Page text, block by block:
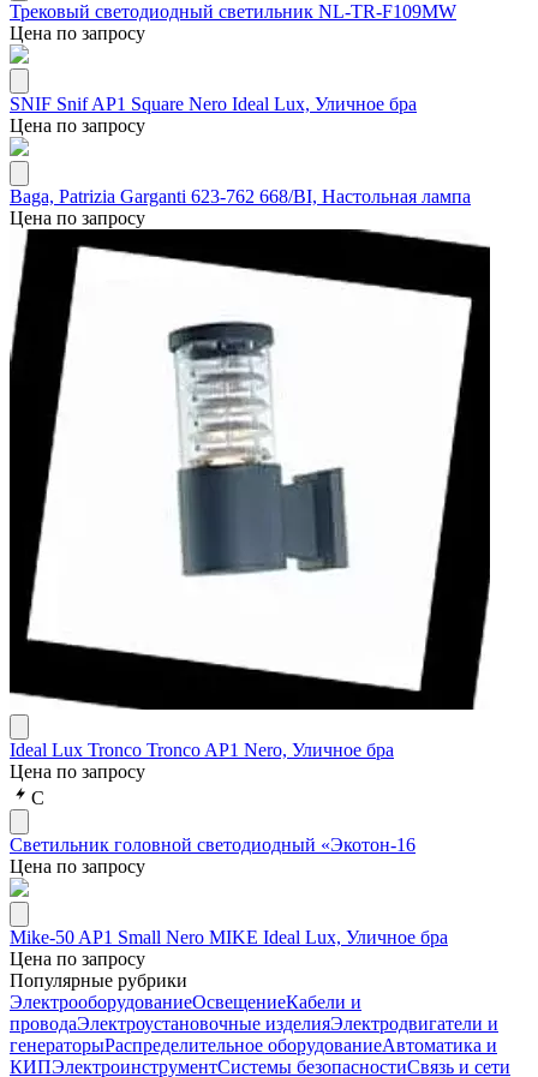
Трековый светодиодный светильник NL-TR-F109MW
Цена по запросу
SNIF Snif AP1 Square Nero Ideal Lux, Уличное бра
Цена по запросу
Baga, Patrizia Garganti 623-762 668/BI, Настольная лампа
Цена по запросу
Ideal Lux Tronco Tronco AP1 Nero, Уличное бра
Цена по запросу
С
Светильник головной светодиодный «Экотон-16
Цена по запросу
Mike-50 AP1 Small Nero MIKE Ideal Lux, Уличное бра
Цена по запросу
Популярные рубрики
ЭлектрооборудованиеОсвещениеКабели и
проводаЭлектроустановочные изделияЭлектродвигатели и
генераторыРаспределительное оборудованиеАвтоматика и
КИПЭлектроинструментСистемы безопасностиСвязь и сети